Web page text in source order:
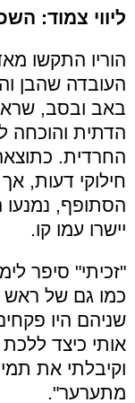
ליווי צמוד:
הוריו התקשו
העובדה שהבן
באב ובסב, שראו
הדתית והוכחה
החרדית.
חילוקי דעות,
הסתופף, נמנעו
יישרו עמו קו.
"זכיתי" סיפר
כמו גם של ראש
שניהם היו
אותי כיצד ללכת
וקיבלתי את
מתערער".